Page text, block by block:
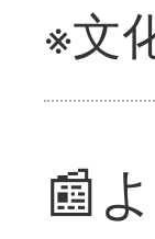
※文
📰